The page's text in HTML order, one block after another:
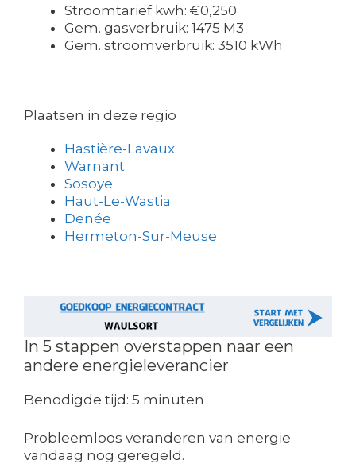
Stroomtarief kwh: €0,250
Gem. gasverbruik: 1475 M3
Gem. stroomverbruik: 3510 kWh
Plaatsen in deze regio
Hastière-Lavaux
Warnant
Sosoye
Haut-Le-Wastia
Denée
Hermeton-Sur-Meuse
In 5 stappen overstappen naar een
andere energieleverancier
Benodigde tijd: 5 minuten
Probleemloos veranderen van energie
vandaag nog geregeld.